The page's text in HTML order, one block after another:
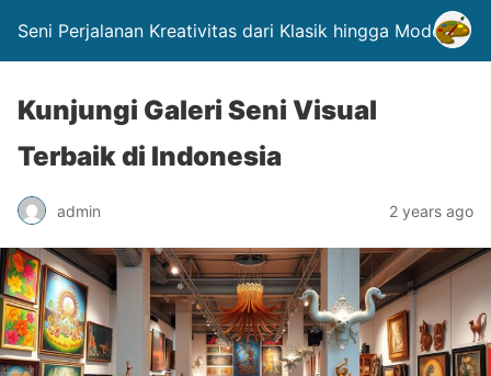
Seni Perjalanan Kreativitas dari Klasik hingga Modern.
Kunjungi Galeri Seni Visual
Terbaik di Indonesia
admin 2 years ago